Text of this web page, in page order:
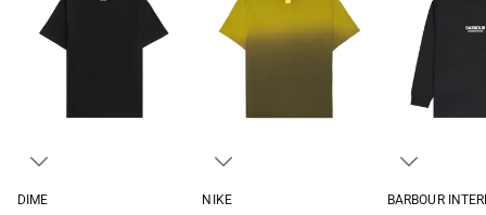
DIME
NIKE
BARBOUR